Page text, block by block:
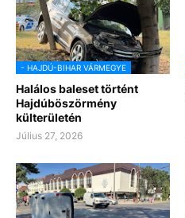
- HAJDÚ-BIHAR VÁRMEGYE
Halálos baleset történt
Hajdúböszörmény
külterületén
Július 27, 2026